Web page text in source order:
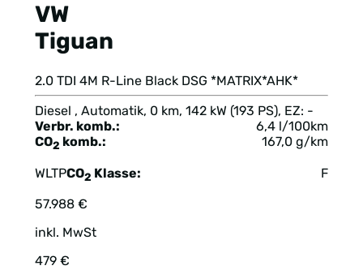
VW
Tiguan
2.0 TDI 4M R-Line Black DSG *MATRIX*AHK*
Diesel , Automatik, 0 km, 142 kW (193 PS), EZ: -
Verbr. komb.:
6,4 l/100km
CO2 komb.: 167,0 g/km
WLTPCO2 Klasse: F
57.988 €
inkl. MwSt
479 €